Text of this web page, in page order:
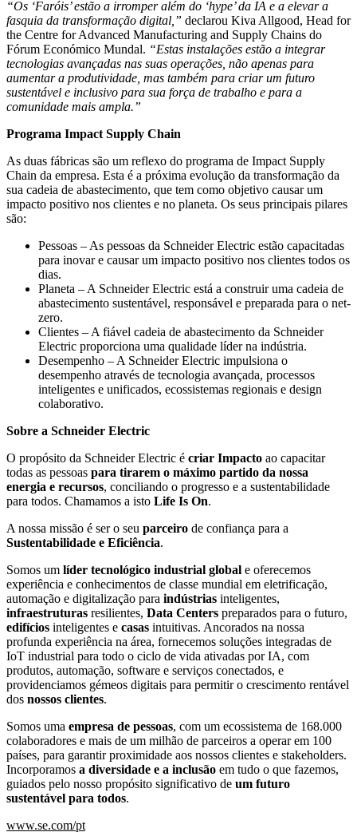
“Os ‘Faróis’ estão a irromper além do ‘hype’ da IA e a elevar a
fasquia da transformação digital,” declarou Kiva Allgood, Head for
the Centre for Advanced Manufacturing and Supply Chains do
Fórum Económico Mundal. “Estas instalações estão a integrar
tecnologias avançadas nas suas operações, não apenas para
aumentar a produtividade, mas também para criar um futuro
sustentável e inclusivo para sua força de trabalho e para a
comunidade mais ampla.”
Programa Impact Supply Chain
As duas fábricas são um reflexo do programa de Impact Supply
Chain da empresa. Esta é a próxima evolução da transformação da
sua cadeia de abastecimento, que tem como objetivo causar um
impacto positivo nos clientes e no planeta. Os seus principais pilares
são:
Pessoas – As pessoas da Schneider Electric estão capacitadas
para inovar e causar um impacto positivo nos clientes todos os
dias.
Planeta – A Schneider Electric está a construir uma cadeia de
abastecimento sustentável, responsável e preparada para o net-
zero.
Clientes – A fiável cadeia de abastecimento da Schneider
Electric proporciona uma qualidade líder na indústria.
Desempenho – A Schneider Electric impulsiona o
desempenho através de tecnologia avançada, processos
inteligentes e unificados, ecossistemas regionais e design
colaborativo.
Sobre a Schneider Electric
O propósito da Schneider Electric é criar Impacto ao capacitar
todas as pessoas para tirarem o máximo partido da nossa
energia e recursos, conciliando o progresso e a sustentabilidade
para todos. Chamamos a isto Life Is On.
A nossa missão é ser o seu parceiro de confiança para a
Sustentabilidade e Eficiência.
Somos um líder tecnológico industrial global e oferecemos
experiência e conhecimentos de classe mundial em eletrificação,
automação e digitalização para indústrias inteligentes,
infraestruturas resilientes, Data Centers preparados para o futuro,
edifícios inteligentes e casas intuitivas. Ancorados na nossa
profunda experiência na área, fornecemos soluções integradas de
IoT industrial para todo o ciclo de vida ativadas por IA, com
produtos, automação, software e serviços conectados, e
providenciamos gémeos digitais para permitir o crescimento rentável
dos nossos clientes.
Somos uma empresa de pessoas, com um ecossistema de 168.000
colaboradores e mais de um milhão de parceiros a operar em 100
países, para garantir proximidade aos nossos clientes e stakeholders.
Incorporamos a diversidade e a inclusão em tudo o que fazemos,
guiados pelo nosso propósito significativo de um futuro
sustentável para todos.
www.se.com/pt